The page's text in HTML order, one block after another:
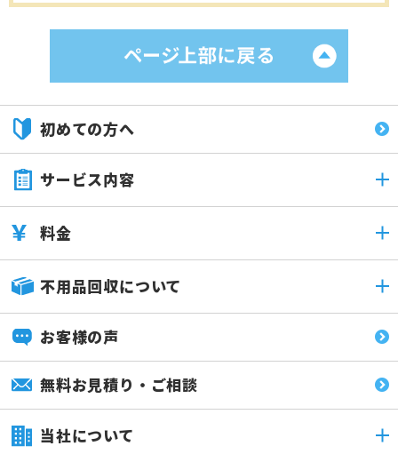
初めての方へ
サービス内容
料金
不用品回収について
お客様の声
無料お見積り・ご相談
当社について